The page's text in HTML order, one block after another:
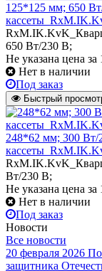
125*125 мм; 650
650 Вт/230 В;
Не указана цена за
Нет в наличии
Под заказ
Быстрый
248*62 мм; 300
Вт/230 В;
Не указана цена за
Нет в наличии
Под заказ
Новости
Все новости
20 февраля 2026
защитника